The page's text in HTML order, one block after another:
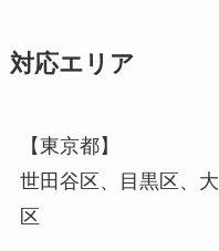
対応エリア
【東京都】
世田谷区、目黒区、
区